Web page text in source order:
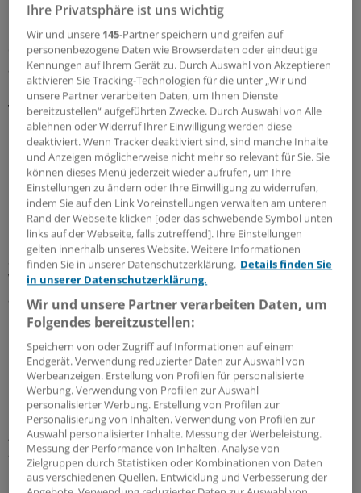
Krankenkassen,Ärztekammernund Ärzteverbände,
Fachgesellschaften sowie Verbraucherschützer pochen
darauf, dass die Werbeeinschränkungen möglichst breit
ausfallen. DieSüßwarenindustriestemmt sich dagegen
und spricht von unverhältnismäßigen und
verfassungsrechtlich bedenklichen Plänen.
Pläne hängen in der Ampel-Koalition fest
Kritik kommt auch aus den Reihen der
Koalitionspartner. Der FDP gehen die angedachten
Einschränkungen zu weit. Mit Blick auf die SPD erklärte
Özdemir, seine Wahrnehmung sei, dass sich die
Sozialdemokraten bei der Frage der
Werbebeschränkung nicht sperrten – das habe ihm
auch SPD-Parteichef Lars Klingbeil bestätigt.
Klingbeil hatte unlängst in der „Lebensmittelzeitung“
Gesprächsbedarf beim Thema angemeldet. Özdemir
betonte, er ziehe keine „roten Linien“. Für ihn gelte, was
im Koalitionsvertrag stehe.
„In Kürze“ solle auch ein Entwurf für die ebenfalls
angekündigte Ernährungsstrategie in die
Ressortabstimmung gehen, kündigte Özdemir an.
Ihre Privatsphäre ist uns wichtig
Wir und unsere 145-Partner speichern und greifen auf
personenbezogene Daten wie Browserdaten oder eindeutige
Kennungen auf Ihrem Gerät zu. Durch Auswahl von Akzeptieren
aktivieren Sie Tracking-Technologien für die unter „Wir und
unsere Partner verarbeiten Daten, um Ihnen Dienste
bereitzustellen“ aufgeführten Zwecke. Durch Auswahl von Alle
ablehnen oder Widerruf Ihrer Einwilligung werden diese
deaktiviert. Wenn Tracker deaktiviert sind, sind manche Inhalte
und Anzeigen möglicherweise nicht mehr so relevant für Sie. Sie
können dieses Menü jederzeit wieder aufrufen, um Ihre
Einstellungen zu ändern oder Ihre Einwilligung zu widerrufen,
indem Sie auf den Link Voreinstellungen verwalten am unteren
Rand der Webseite klicken [oder das schwebende Symbol unten
links auf der Webseite, falls zutreffend]. Ihre Einstellungen
gelten innerhalb unseres Website. Weitere Informationen
finden Sie in unserer Datenschutzerklärung. Details finden Sie
in unserer Datenschutzerklärung.
Wir und unsere Partner verarbeiten Daten, um
Folgendes bereitzustellen:
Speichern von oder Zugriff auf Informationen auf einem
Endgerät. Verwendung reduzierter Daten zur Auswahl von
Werbeanzeigen. Erstellung von Profilen für personalisierte
Werbung. Verwendung von Profilen zur Auswahl
personalisierter Werbung. Erstellung von Profilen zur
Personalisierung von Inhalten. Verwendung von Profilen zur
Auswahl personalisierter Inhalte. Messung der Werbeleistung.
Messung der Performance von Inhalten. Analyse von
Zielgruppen durch Statistiken oder Kombinationen von Daten
aus verschiedenen Quellen. Entwicklung und Verbesserung der